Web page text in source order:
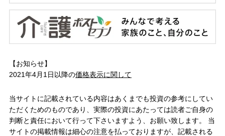
【お知らせ】
2021年4月1日以降の価格表示に関して
当サイトに記載されている内容はあくまでも投資の参考にしてい
ただくためのものであり、実際の投資にあたっては読者ご自身の
判断と責任において行って下さいますよう、お願い致します。 当
サイトの掲載情報は細心の注意を払っておりますが、記載される